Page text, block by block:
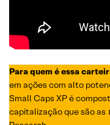
Para quem é essa
em ações com alto
Small Caps XP é
capitalização que são as